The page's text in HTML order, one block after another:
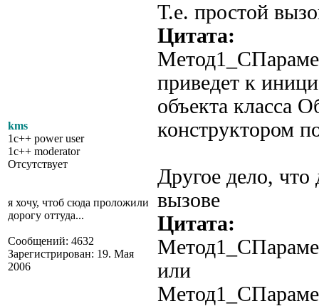
kms
1c++ power user
1c++ moderator
Отсутствует
я хочу, чтоб сюда проложили
дорогу оттуда...
Сообщений: 4632
Зарегистрирован: 19. Мая
2006
Т.е. простой
Цитата:
приведет к
объекта класса
конструктором
Другое дело, что
вызове
Цитата:
или